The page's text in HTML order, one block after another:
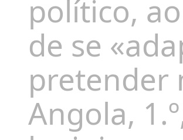
de se
pretender
Angola,